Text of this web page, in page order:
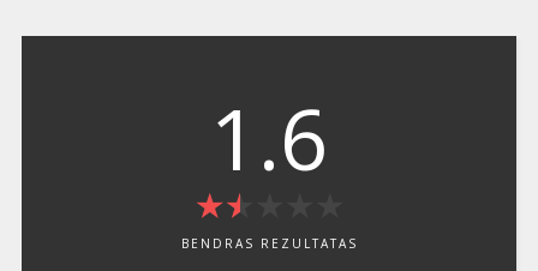
1.6
★★
★★
BENDRAS REZULTATAS